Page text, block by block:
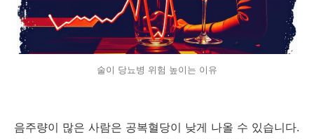
술이 당뇨병 위험 높이는 이유
음주량이 많은 사람은 공복혈당이 낮게 나올 수 있습니다.